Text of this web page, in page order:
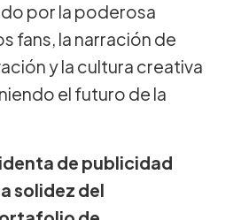
por la poderosa
fans, la narración de
y la cultura creativa
el futuro de la
de publicidad
solidez del